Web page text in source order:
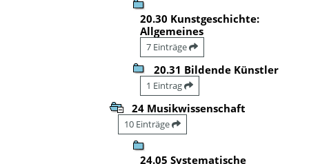
20.30 Kunstgeschichte:
Allgemeines
7 Einträge
20.31 Bildende Künstler
1 Eintrag
24 Musikwissenschaft
10 Einträge
24.05 Systematische